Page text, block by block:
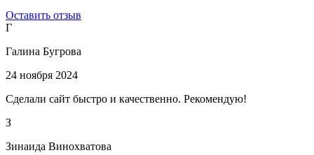
Оставить отзыв
Г
Галина Бугрова
24 ноября 2024
Сделали сайт быстро и качественно. Рекомендую!
З
Зинаида Винохватова